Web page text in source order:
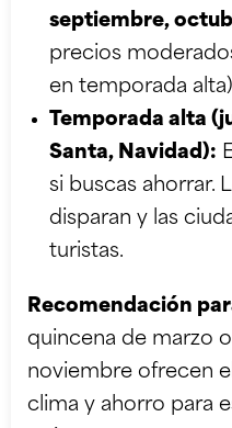
septiembre,
precios
en temporada
Temporada alta
Santa, Navidad):
si buscas ahorrar.
disparan y las
turistas.
Recomendación
quincena de marzo
noviembre ofrecen
clima y ahorro para